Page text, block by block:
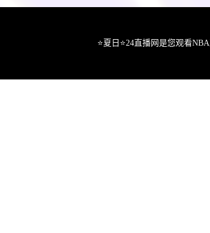
⭐️夏日⭐24直播网是您观看